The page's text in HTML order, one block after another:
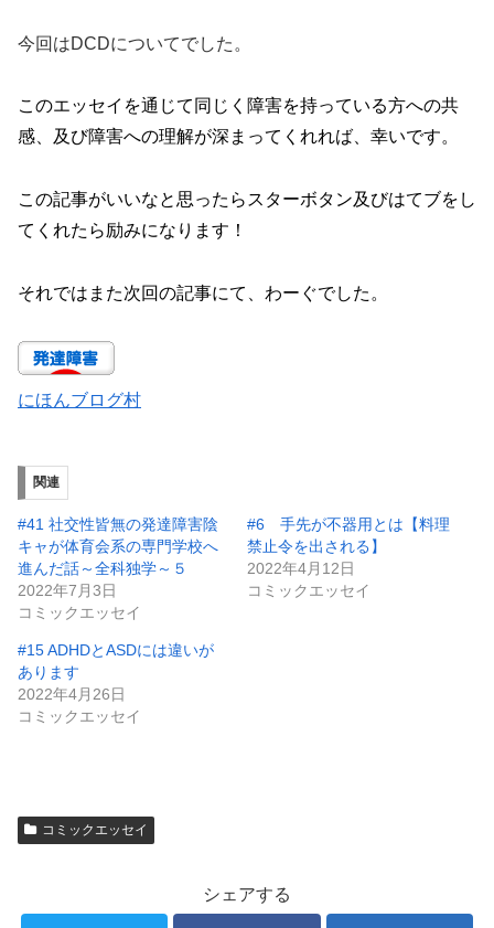
今回はDCDについてでした。
このエッセイを通じて同じく障害を持っている方への共
感、及び障害への理解が深まってくれれば、幸いです。
この記事がいいなと思ったらスターボタン及びはてブをし
てくれたら励みになります！
それではまた次回の記事にて、わーぐでした。
にほんブログ村
関連
#41 社交性皆無の発達障害陰
キャが体育会系の専門学校へ
進んだ話～全科独学～５
2022年7月3日
コミックエッセイ
#6 手先が不器用とは【料理
禁止令を出される】
2022年4月12日
コミックエッセイ
#15 ADHDとASDには違いが
あります
2022年4月26日
コミックエッセイ
コミックエッセイ
シェアする